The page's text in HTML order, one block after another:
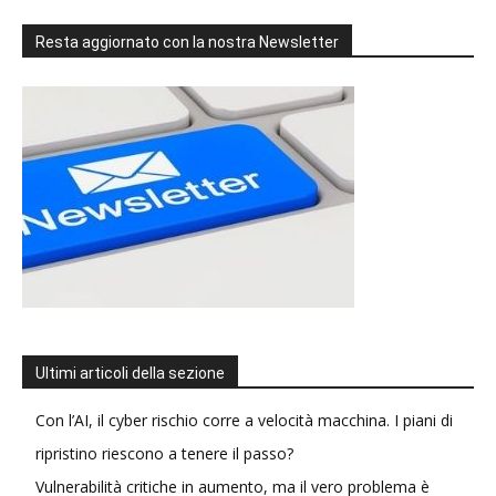
Resta aggiornato con la nostra Newsletter
Ultimi articoli della sezione
Con l’AI, il cyber rischio corre a velocità macchina. I piani di
ripristino riescono a tenere il passo?
Vulnerabilità critiche in aumento, ma il vero problema è